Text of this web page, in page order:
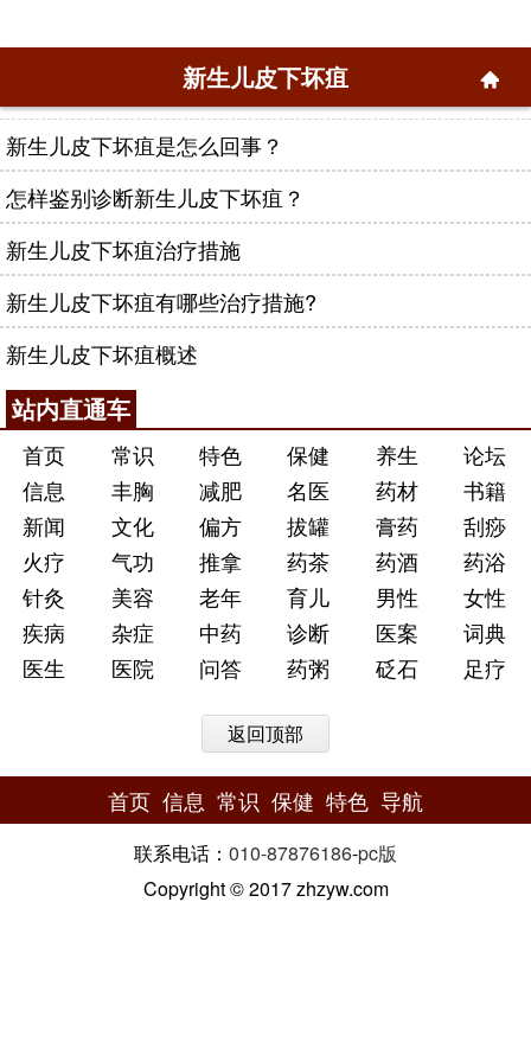
新生儿皮下坏疽
新生儿皮下坏疽是怎么回事？
怎样鉴别诊断新生儿皮下坏疽？
新生儿皮下坏疽治疗措施
新生儿皮下坏疽有哪些治疗措施?
新生儿皮下坏疽概述
站内直通车
首页 常识 特色 保健 养生
论坛
信息
丰胸 减肥 名医 药材
书籍
新闻
文化 偏方 拔罐 膏药
刮痧
火疗
气功 推拿 药茶 药酒
药浴
针灸
美容 老年 育儿 男性
女性
疾病
杂症 中药 诊断 医案
词典
医生
医院 问答 药粥 砭石 足疗
返回顶部
首页 信息 常识 保健 特色 导航
联系电话： 010-87876186-pc版
Copyright © 2017 zhzyw.com